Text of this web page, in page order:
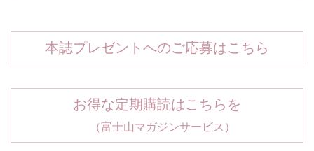
本誌プレゼントへのご応募はこちら
お得な定期購読はこちらを
（富士山マガジンサービス）